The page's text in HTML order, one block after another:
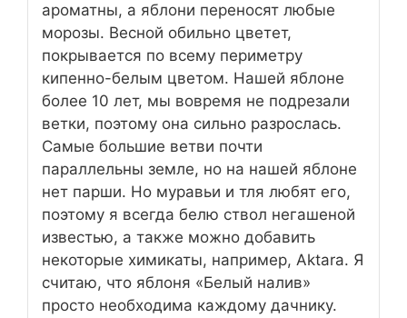
ароматны, а яблони переносят любые
морозы. Весной обильно цветет,
покрывается по всему периметру
кипенно-белым цветом. Нашей яблоне
более 10 лет, мы вовремя не подрезали
ветки, поэтому она сильно разрослась.
Самые большие ветви почти
параллельны земле, но на нашей яблоне
нет парши. Но муравьи и тля любят его,
поэтому я всегда белю ствол негашеной
известью, а также можно добавить
некоторые химикаты, например, Aktara. Я
считаю, что яблоня «Белый налив»
просто необходима каждому дачнику.